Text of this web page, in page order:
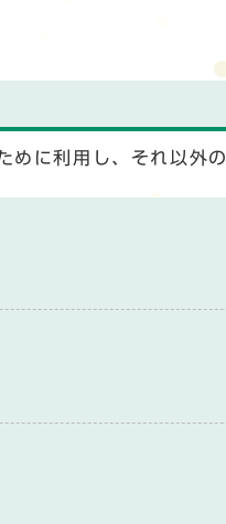
に利用し、それ以外